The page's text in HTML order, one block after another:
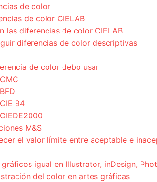
de color
de color CIELAB
las diferencias de color CIELAB
diferencias de color descriptivas
de color debo usar
94
M&S
el valor límite entre aceptable e
igual en Illustrator, inDesign,
del color en artes gráficas